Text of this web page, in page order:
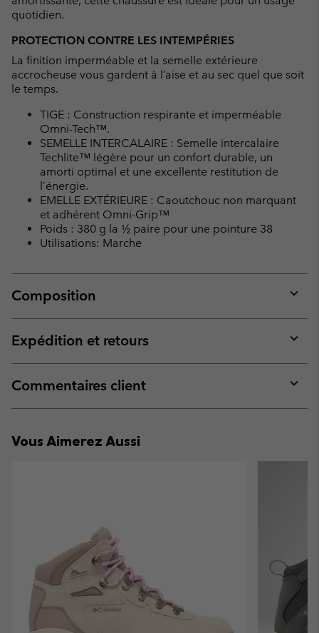
quotidien.
PROTECTION CONTRE LES INTEMPÉRIES
La finition imperméable et la semelle extérieure
accrocheuse vous gardent à l’aise et au sec quel que soit
le temps.
TIGE : Construction respirante et imperméable
Omni-Tech™.
SEMELLE INTERCALAIRE : Semelle intercalaire
Techlite™ légère pour un confort durable, un
amorti optimal et une excellente restitution de
l’énergie.
EMELLE EXTÉRIEURE : Caoutchouc non marquant
et adhérent Omni-Grip™
Poids : 380 g la ½ paire pour une pointure 38
Utilisations: Marche
Composition
or
Expédition et retours
or
Commentaires client
or
Vous Aimerez Aussi